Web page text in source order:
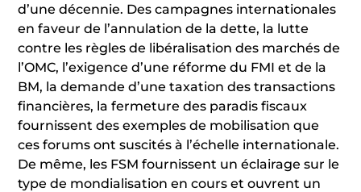
d’une décennie. Des campagnes internationales
en faveur de l’annulation de la dette, la lutte
contre les règles de libéralisation des marchés de
l’OMC, l’exigence d’une réforme du FMI et de la
BM, la demande d’une taxation des transactions
financières, la fermeture des paradis fiscaux
fournissent des exemples de mobilisation que
ces forums ont suscités à l’échelle internationale.
De même, les FSM fournissent un éclairage sur le
type de mondialisation en cours et ouvrent un